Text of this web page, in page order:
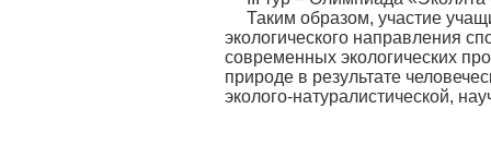
Таким образом, участие
экологического направления
современных экологических
природе в результате
эколого-натуралистической,